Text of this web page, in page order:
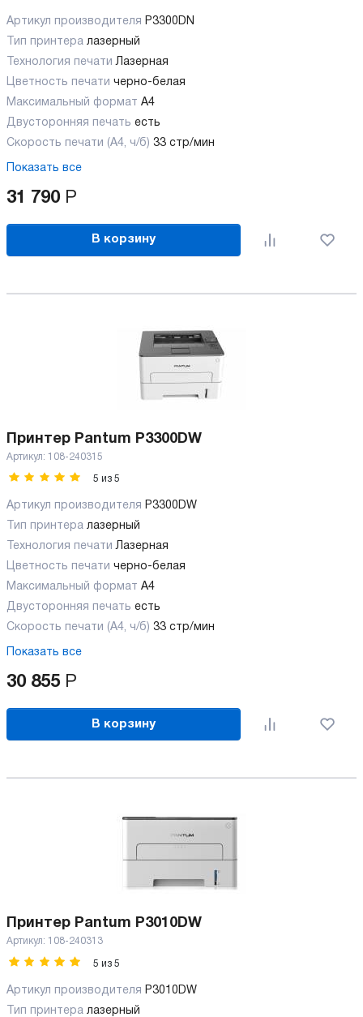
Артикул производителя P3300DN
Тип принтера лазерный
Технология печати Лазерная
Цветность печати черно-белая
Максимальный формат А4
Двусторонняя печать есть
Скорость печати (А4, ч/б) 33 стр/мин
Показать все
31 790 Р
В корзину
Принтер Pantum P3300DW
Артикул: 108-240315
5 из 5
Артикул производителя
P3300DW
Тип принтера лазерный
Технология печати Лазерная
Цветность печати черно-белая
Максимальный формат А4
Двусторонняя печать есть
Скорость печати (А4, ч/б) 33 стр/мин
Показать все
30 855 Р
В корзину
Принтер Pantum P3010DW
Артикул: 108-240313
5 из 5
Артикул производителя P3010DW
Тип принтера лазерный